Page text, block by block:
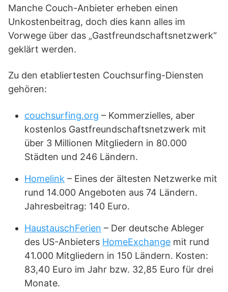
Manche Couch-Anbieter erheben einen
Unkostenbeitrag, doch dies kann alles im
Vorwege über das „Gastfreundschaftsnetzwerk“
geklärt werden.
Zu den etabliertesten Couchsurfing-Diensten
gehören:
couchsurfing.org – Kommerzielles, aber
kostenlos Gastfreundschaftsnetzwerk mit
über 3 Millionen Mitgliedern in 80.000
Städten und 246 Ländern.
Homelink – Eines der ältesten Netzwerke mit
rund 14.000 Angeboten aus 74 Ländern.
Jahresbeitrag: 140 Euro.
HaustauschFerien – Der deutsche Ableger
des US-Anbieters HomeExchange mit rund
41.000 Mitgliedern in 150 Ländern. Kosten:
83,40 Euro im Jahr bzw. 32,85 Euro für drei
Monate.